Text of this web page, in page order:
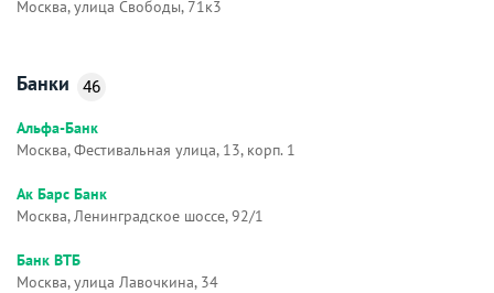
Москва, улица Свободы, 71к3
Банки 46
Альфа-Банк
Москва, Фестивальная улица, 13, корп. 1
Ак Барс Банк
Москва, Ленинградское шоссе, 92/1
Банк ВТБ
Москва, улица Лавочкина, 34